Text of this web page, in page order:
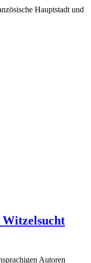
Hauptstadt und
Witzelsucht
Autoren